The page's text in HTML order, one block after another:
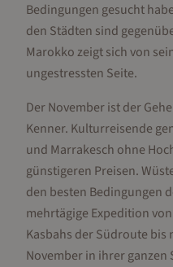
Bedingungen gesucht
den Städten sind
Marokko zeigt sich von
ungestressten Seite.
Der November ist der
Kenner. Kulturreisende
und Marrakesch ohne
günstigeren Preisen.
den besten Bedingungen
mehrtägige Expedition
Kasbahs der Südroute bis
November in ihrer